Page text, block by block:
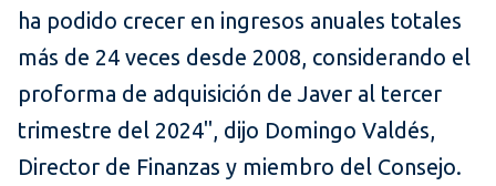
ha podido crecer en ingresos anuales totales
más de 24 veces desde 2008, considerando el
proforma de adquisición de Javer al tercer
trimestre del 2024", dijo Domingo Valdés,
Director de Finanzas y miembro del Consejo.